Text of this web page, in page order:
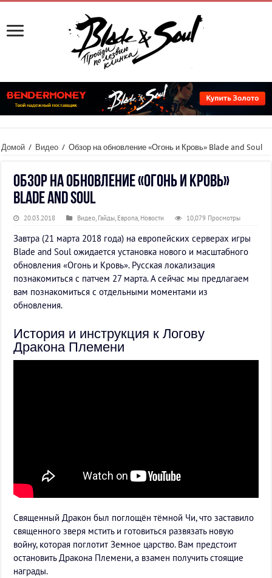
Домой / Видео / Обзор на обновление «Огонь и Кровь» Blade and Soul
Обзор на обновление «Огонь и Кровь»
Blade and Soul
20.03.2018 Видео, Гайды, Европа, Новости 10,079 Просмотры
Завтра (21 марта 2018 года) на европейских серверах игры
Blade and Soul ожидается установка нового и масштабного
обновления «Огонь и Кровь». Русская локализация
познакомиться с патчем 27 марта. А сейчас мы предлагаем
вам познакомиться с отдельными моментами из
обновления.
История и инструкция к Логову
Дракона Племени
Священный Дракон был поглощён тёмной Чи, что заставило
священного зверя мстить и готовиться развязать новую
войну, которая поглотит Земное царство. Вам предстоит
остановить Дракона Племени, а взамен получить стоящие
награды.